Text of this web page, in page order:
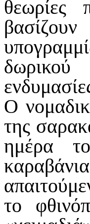
θεωρίες
δωρικού
Ο
της
ημέρα
το